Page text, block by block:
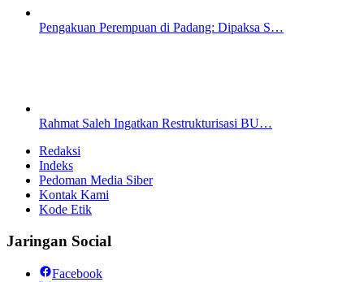
Pengakuan Perempuan di Padang: Dipaksa S…
Rahmat Saleh Ingatkan Restrukturisasi BU…
Redaksi
Indeks
Pedoman Media Siber
Kontak Kami
Kode Etik
Jaringan Social
Facebook